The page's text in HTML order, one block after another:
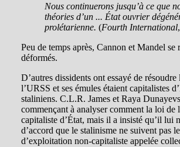
Nous continuerons jusqu’à ce que
théories d’un ... État ouvrier
prolétarienne. (Fourth International
Peu de temps après, Cannon et Mandel
déformés.
D’autres dissidents ont essayé de
l’URSS et ses émules étaient capitalistes
staliniens. C.L.R. James et Raya
commençant à analyser comment la loi
capitaliste d’État, mais il a insisté qu’il lui
d’accord que le stalinisme ne suivent pas
d’exploitation non-capitaliste appelée